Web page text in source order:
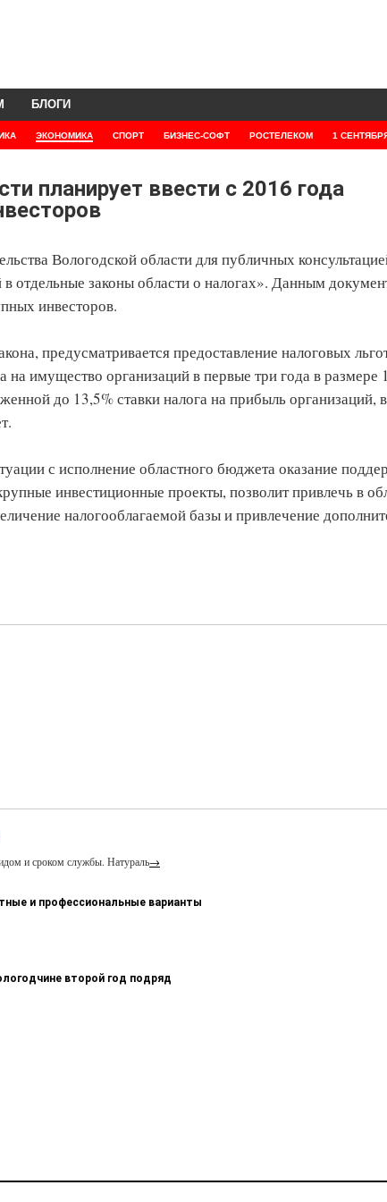
ЭКОНОМИКА СПОРТ БИЗНЕС-СОФТ РОСТЕЛЕКОМ 1
БЛОГИ
планирует ввести с 2016 года
Вологодской области для публичных
отдельные законы области о налогах». Данным
инвесторов.
предусматривается предоставление налоговых
имущество организаций в первые три года в размере
до 13,5% ставки налога на прибыль организаций,
с исполнение областного бюджета оказание
инвестиционные проекты, позволит привлечь в
налогооблагаемой базы и привлечение
и сроком службы. Натураль→
и профессиональные варианты
второй год подряд